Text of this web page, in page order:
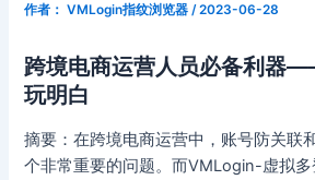
作者： VMLogin指纹浏览器 /2023-06-28
跨境电商运营人员必备利器
玩明白
摘要：在跨境电商运营中，账号防关联
个非常重要的问题。而VMLogin-虚拟